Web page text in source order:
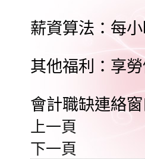
薪資算法：每
其他福利：享
會計職缺連絡
上一頁
下一頁